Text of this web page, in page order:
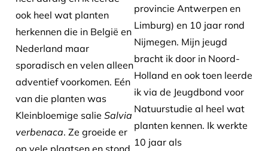
ook heel wat planten
herkennen die in België en
Nederland maar
sporadisch en velen alleen
adventief voorkomen. Eén
van die planten was
Kleinbloemige salie Salvia
verbenaca. Ze groeide er
op vele plaatsen en stond
provincie Antwerpen en
Limburg) en 10 jaar rond
Nijmegen. Mijn jeugd
bracht ik door in Noord-
Holland en ook toen leerde
ik via de Jeugdbond voor
Natuurstudie al heel wat
planten kennen. Ik werkte
10 jaar als